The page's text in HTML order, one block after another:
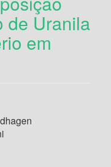
de Uranila
em